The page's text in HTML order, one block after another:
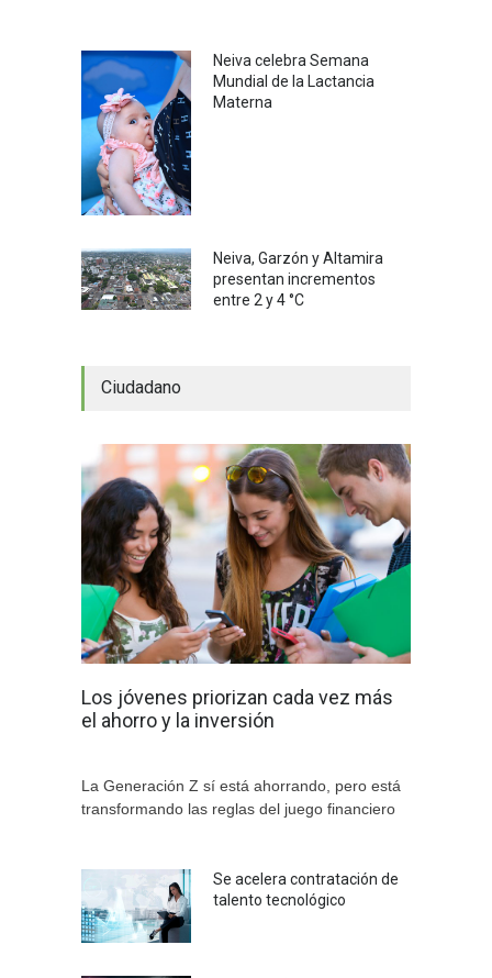
Neiva celebra Semana
Mundial de la Lactancia
Materna
Neiva, Garzón y Altamira
presentan incrementos
entre 2 y 4 °C
Ciudadano
Los jóvenes priorizan cada vez más
el ahorro y la inversión
La Generación Z sí está ahorrando, pero está
transformando las reglas del juego financiero
Se acelera contratación de
talento tecnológico